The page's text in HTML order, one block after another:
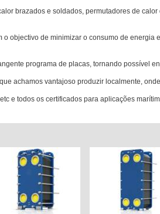
brazados e soldados, permutadores de
objectivo de minimizar o consumo de
programa de placas, tornando possível
achamos vantajoso produzir localmente,
e todos os certificados para aplicações